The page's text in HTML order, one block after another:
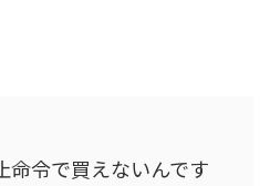
命令で買えないんです